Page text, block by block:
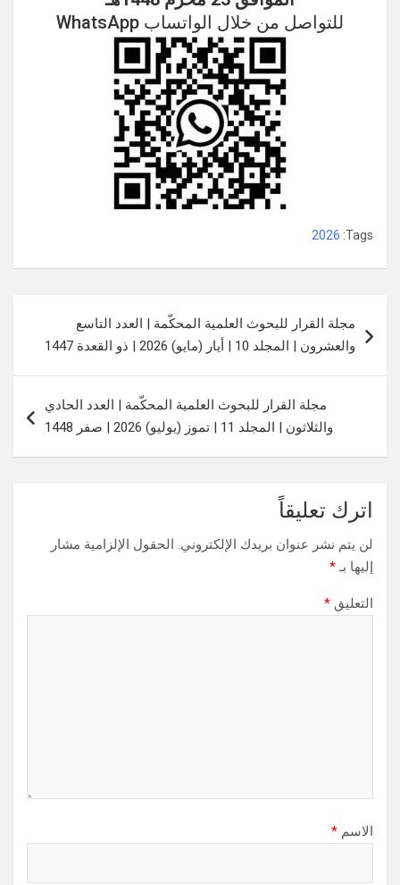
للتواصل من خلال الواتساب WhatsApp
Tags:
2026
المقالات
مجلة القرار للبحوث العلمية المحكّمة | العدد التاسع
والعشرون | المجلد 10 | أيار (مايو) 2026 | ذو القعدة 1447
مجلة القرار للبحوث العلمية المحكّمة | العدد الحادي
والثلاثون | المجلد 11 | تموز (يوليو) 2026 | صفر 1448
اترك تعليقاً
لن يتم نشر عنوان بريدك الإلكتروني. الحقول الإلزامية مشار
إليها بـ*
التعليق *
الاسم *